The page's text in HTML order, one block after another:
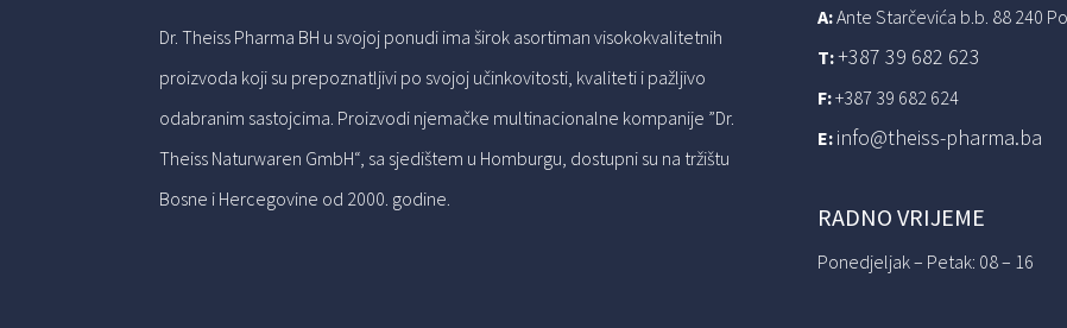
Dr. Theiss Pharma BH u svojoj ponudi ima širok asortiman visokokvalitetnih
proizvoda koji su prepoznatljivi po svojoj učinkovitosti, kvaliteti i pažljivo
odabranim sastojcima. Proizvodi njemačke multinacionalne kompanije ”Dr.
Theiss Naturwaren GmbH“, sa sjedištem u Homburgu, dostupni su na tržištu
Bosne i Hercegovine od 2000. godine.
A:Ante Starčevića b.b. 88 240
T:+387 39 682 623
F:+387 39 682 624
E: info@theiss-pharma.ba
RADNO VRIJEME
Ponedjeljak – Petak: 08 – 16